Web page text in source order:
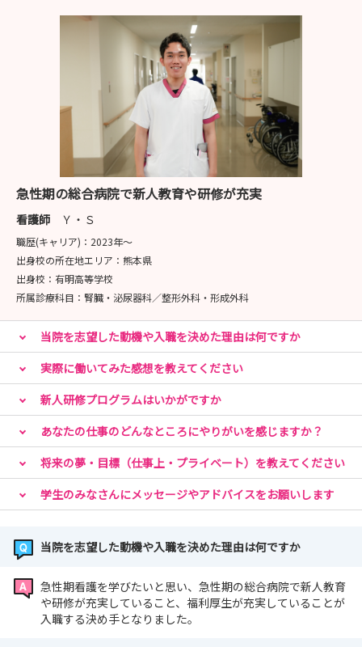
急性期の総合病院で新人教育や研修が充実
看護師 Ｙ・Ｓ
職歴(キャリア)： 2023年〜
出身校の所在地エリア： 熊本県
出身校： 有明高等学校
所属診療科目： 腎臓・泌尿器科／整形外科・形成外科
当院を志望した動機や入職を決めた理由は何ですか
実際に働いてみた感想を教えてください
新人研修プログラムはいかがですか
あなたの仕事のどんなところにやりがいを感じますか？
将来の夢・目標（仕事上・プライベート）を教えてください
学生のみなさんにメッセージやアドバイスをお願いします
当院を志望した動機や入職を決めた理由は何ですか
急性期看護を学びたいと思い、急性期の総合病院で新人教育
や研修が充実していること、福利厚生が充実していることが
入職する決め手となりました。